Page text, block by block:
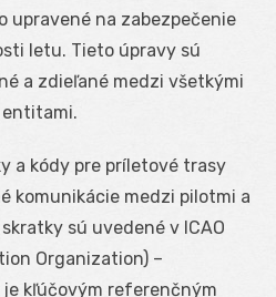
upravené na zabezpečenie
letu. Tieto úpravy sú
a zdieľané medzi všetkými
a kódy pre príletové trasy
komunikácie medzi pilotmi a
sú uvedené v ICAO
Organization) –
kľúčovým referenčným